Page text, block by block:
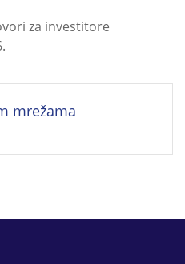
za investitore
mrežama